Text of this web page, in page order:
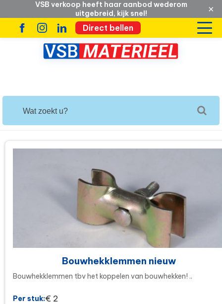
VSB verkoop heeft haar aanbod wederom
uitgebreid, kijk snel!
×
Direct bellen
Bouwhekklemmen nieuw
Bouwhekklemmen tbv het koppelen van bouwhekken! ..
Per stuk:€ 2